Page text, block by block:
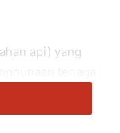
api) yang